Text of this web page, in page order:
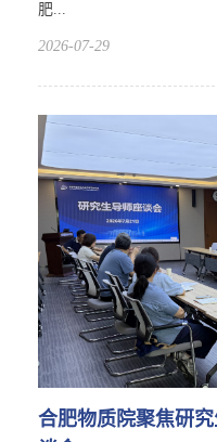
肥...
2026-07-29
合肥物质院聚焦研